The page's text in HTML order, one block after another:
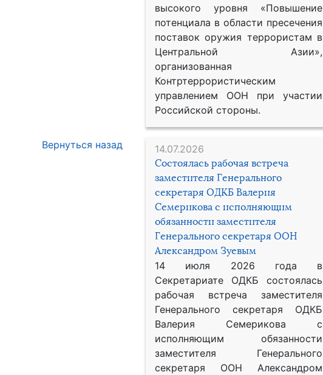
высокого уровня «Повышение
потенциала в области пресечения
поставок оружия террористам в
Центральной Азии»,
организованная
Контртеррористическим
управлением ООН при участии
Российской стороны.
14.07.2026
Состоялась рабочая встреча
заместителя Генерального
секретаря ОДКБ Валерия
Семерикова с исполняющим
обязанности заместителя
Генерального секретаря ООН
Александром Зуевым
14 июля 2026 года в
Секретариате ОДКБ состоялась
рабочая встреча заместителя
Генерального секретаря ОДКБ
Валерия Семерикова с
исполняющим обязанности
заместителя Генерального
секретаря ООН Александром
Вернуться назад